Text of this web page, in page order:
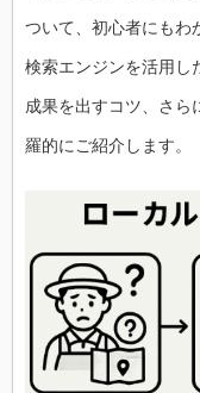
ついて、初心者にもわ
検索エンジンを活用し
成果を出すコツ、さら
羅的にご紹介します。